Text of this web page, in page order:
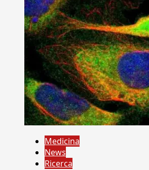
Medicina
News
Ricerca